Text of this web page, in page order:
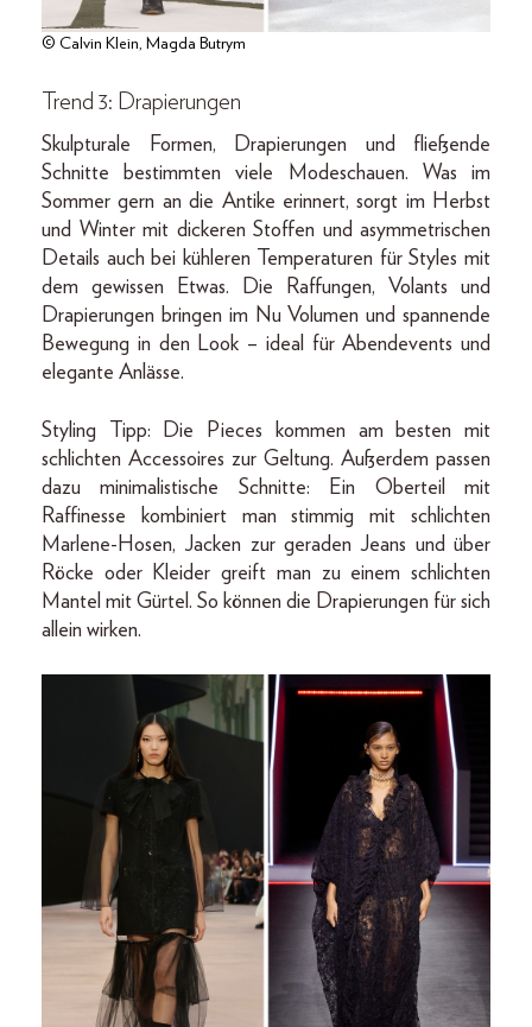
© Calvin Klein, Magda Butrym
Trend 3: Drapierungen
Skulpturale Formen, Drapierungen und fließende
Schnitte bestimmten viele Modeschauen. Was im
Sommer gern an die Antike erinnert, sorgt im Herbst
und Winter mit dickeren Stoffen und asymmetrischen
Details auch bei kühleren Temperaturen für Styles mit
dem gewissen Etwas. Die Raffungen, Volants und
Drapierungen bringen im Nu Volumen und spannende
Bewegung in den Look – ideal für Abendevents und
elegante Anlässe.
Styling Tipp: Die Pieces kommen am besten mit
schlichten Accessoires zur Geltung. Außerdem passen
dazu minimalistische Schnitte: Ein Oberteil mit
Raffinesse kombiniert man stimmig mit schlichten
Marlene-Hosen, Jacken zur geraden Jeans und über
Röcke oder Kleider greift man zu einem schlichten
Mantel mit Gürtel. So können die Drapierungen für sich
allein wirken.